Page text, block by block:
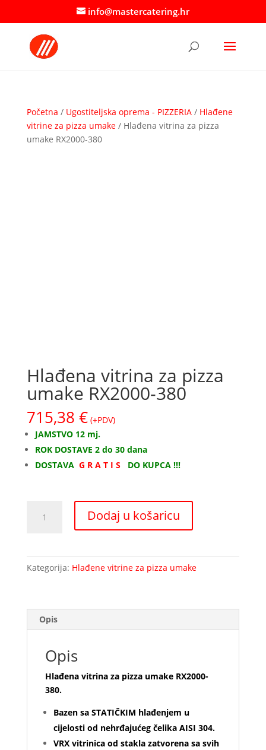
info@mastercatering.hr
Početna / Ugostiteljska oprema - PIZZERIA/ Hlađene
vitrine za pizza umake/ Hlađena vitrina za pizza
umake RX2000-380
Hlađena vitrina za pizza
umake RX2000-380
715,38 € (+PDV)
JAMSTVO 12 mj.
ROK DOSTAVE 2 do 30 dana
DOSTAVA G R A T I S DO KUPCA !!!
vitrina
RX2000-
Dodaj u košaricu
Kategorija: Hlađene vitrine za pizza umake
Opis
Opis
Hlađena vitrina za pizza umake RX2000-
380.
Bazen sa STATIČKIM hlađenjem u
cijelosti od nehrđajućeg čelika AISI 304.
VRX vitrinica od stakla zatvorena sa svih